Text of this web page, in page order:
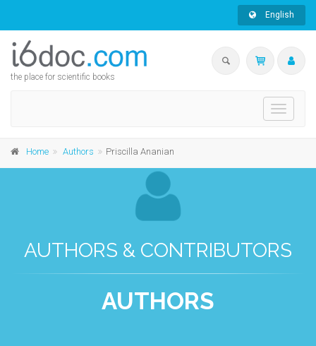
English
the place for scientific books
Toggle
Home Authors Priscilla Ananian
AUTHORS & CONTRIBUTORS
AUTHORS